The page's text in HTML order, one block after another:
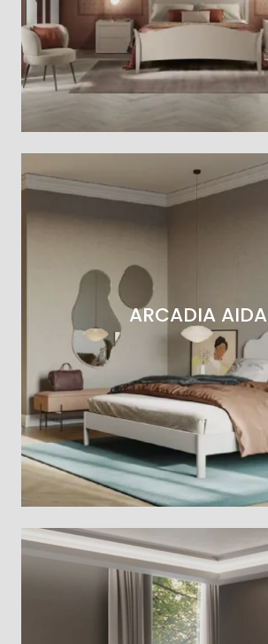
ARCADIA AIDA